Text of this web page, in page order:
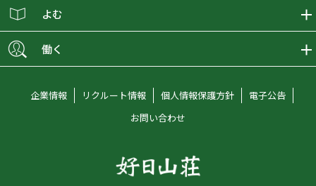
ショップブログ
会員募集
グラビティリサーチ
登山レポート
オンラインコンシェルジュ
よむ
働く
アルバイト採用情報
企業情報 リクルート情報 個人情報保護方針
電子公告
お問い合わせ